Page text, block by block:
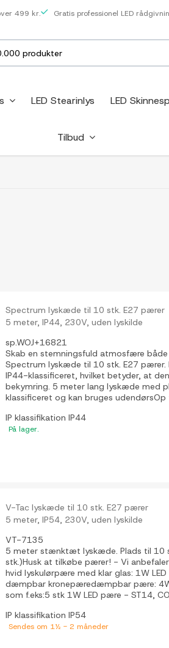
499 kr. Gratis professionel LED
LED Stearinlys LED
Tilbud
Spectrum lyskæde til 10 stk. E27 pærer
5 meter, IP44, 230V, uden lyskilde
sp.WOJ+16821
Skab en stemningsfuld atmosfære
Spectrum lyskæde til 10 stk. E27
IP44-klassificeret, hvilket betyder, at
bekymring. 5 meter lang lyskæde med
klassificeret og kan bruges
IP klassifikationIP44
På lager.
V-Tac lyskæde til 10 stk. E27 pærer
5 meter, IP54, 230V, uden lyskilde
VT-7135
5 meter stænktæt lyskæde. Plads til 10
stk.)Husk at tilkøbe pærer! - Vi
hvid lyskulørpære med klar glas: 1W
dæmpbar kronepæredæmpbar pære:
som f.eks:5 stk 1W LED pære - ST14,
IP klassifikationIP54
Sendes om 1½ - 2 måneder